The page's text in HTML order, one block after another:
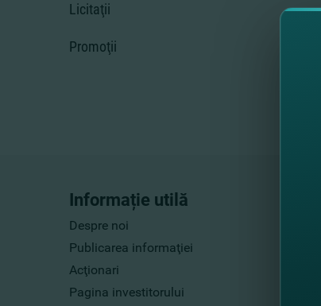
Licitaţii
Promoţii
Informație utilă
Despre noi
Publicarea informaţiei
Acţionari
Pagina investitorului